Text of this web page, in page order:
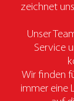
zeichnet
Unser
Service
Wir finden
immer eine